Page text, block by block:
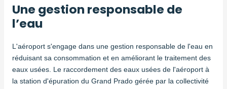
Une gestion responsable de
l’eau
L'aéroport s'engage dans une gestion responsable de l'eau en
réduisant sa consommation et en améliorant le traitement des
eaux usées. Le raccordement des eaux usées de l'aéroport à
la station d'épuration du Grand Prado gérée par la collectivité